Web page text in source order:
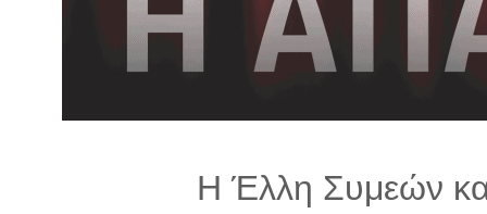
Η Έλλη Συμεών